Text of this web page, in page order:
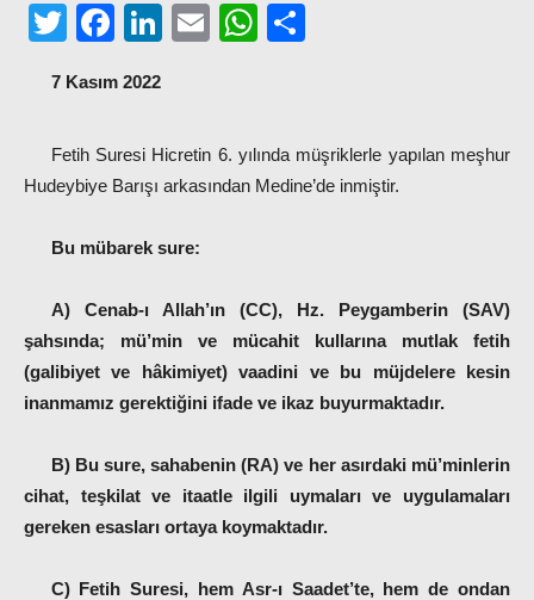
TwitterFacebook
LinkedIn
EmailWhatsApp
7 Kasım 2022
Fetih Suresi Hicretin 6. yılında müşriklerle yapılan meşhur
Hudeybiye Barışı arkasından Medine’de inmiştir.
Bu mübarek sure:
A) Cenab-ı Allah’ın (CC), Hz. Peygamberin (SAV)
şahsında; mü’min ve mücahit kullarına mutlak fetih
(galibiyet ve hâkimiyet) vaadini ve bu müjdelere kesin
inanmamız gerektiğini ifade ve ikaz buyurmaktadır.
B) Bu sure, sahabenin (RA) ve her asırdaki mü’minlerin
cihat, teşkilat ve itaatle ilgili uymaları ve uygulamaları
gereken esasları ortaya koymaktadır.
C) Fetih Suresi, hem Asr-ı Saadet’te, hem de ondan